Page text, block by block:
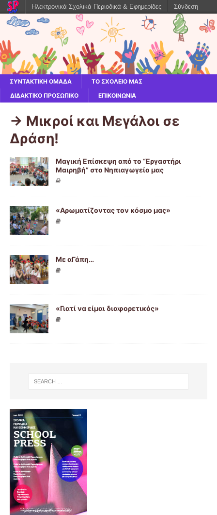
ΣΥΝΤΑΚΤΙΚΗ ΟΜΑΔΑ
ΤΟ ΣΧΟΛΕΙΟ ΜΑΣ
ΔΙΔΑΚΤΙΚΟ ΠΡΟΣΩΠΙΚΟ
ΕΠΙΚΟΙΝΩΝΙΑ
-> Μικροί και Μεγάλοι σε
Δράση!
Μαγική Επίσκεψη από το “Εργαστήρι
Μαιρηβή” στο Νηπιαγωγείο μας
«Αρωματίζοντας τον κόσμο μας»
Με αΓάπη…
«Γιατί να είμαι διαφορετικός»
Ηλεκτρονικά Σχολικά Περιοδικά & Εφημερίδες Σύνδεση